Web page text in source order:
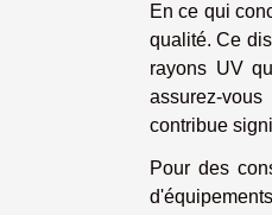
En ce qui
qualité. Ce
rayons UV
assurez-
contribue
Pour des